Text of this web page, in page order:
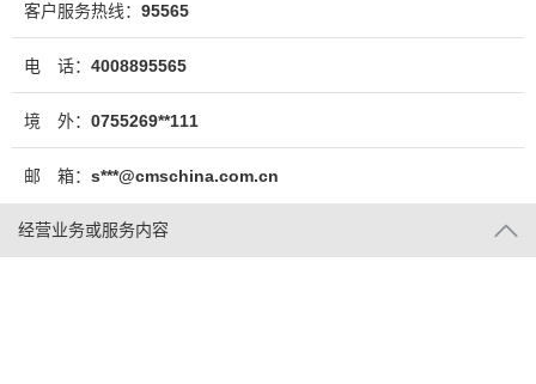
客户服务热线： 95565
电 话： 4008895565
境 外： 0755269**111
邮 箱： s***@cmschina.com.cn
经营业务或服务内容